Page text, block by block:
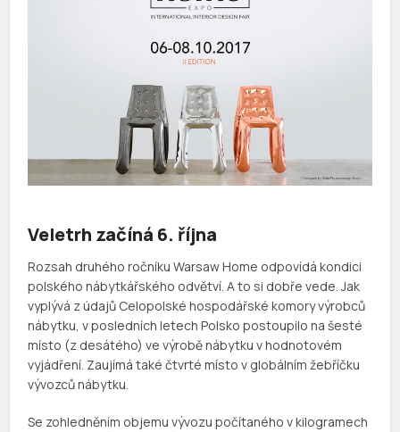
Veletrh začíná 6. října
Rozsah druhého ročníku Warsaw Home odpovídá kondici
polského nábytkářského odvětví. A to si dobře vede. Jak
vyplývá z údajů Celopolské hospodářské komory výrobců
nábytku, v posledních letech Polsko postoupilo na šesté
místo (z desátého) ve výrobě nábytku v hodnotovém
vyjádření. Zaujímá také čtvrté místo v globálním žebříčku
vývozců nábytku.
Se zohledněním objemu vývozu počítaného v kilogramech